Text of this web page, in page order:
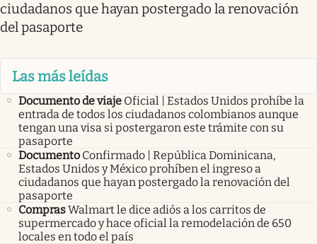
ciudadanos que hayan postergado la renovación
del pasaporte
Las más leídas
Documento de viaje Oficial | Estados Unidos prohíbe la
entrada de todos los ciudadanos colombianos aunque
tengan una visa si postergaron este trámite con su
pasaporte
Documento Confirmado | República Dominicana,
Estados Unidos y México prohíben el ingreso a
ciudadanos que hayan postergado la renovación del
pasaporte
ComprasWalmart le dice adiós a los carritos de
supermercado y hace oficial la remodelación de 650
locales en todo el país